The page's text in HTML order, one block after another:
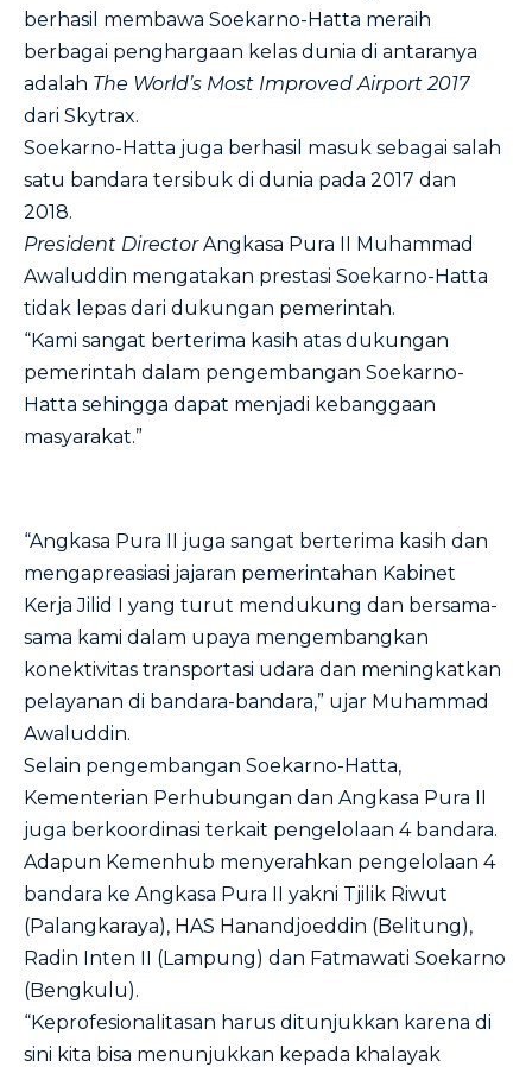
berhasil membawa Soekarno-Hatta meraih
berbagai penghargaan kelas dunia di antaranya
adalah The World’s Most Improved Airport 2017
dari Skytrax.
Soekarno-Hatta juga berhasil masuk sebagai salah
satu bandara tersibuk di dunia pada 2017 dan
2018.
President DirectorAngkasa Pura II Muhammad
Awaluddin mengatakan prestasi Soekarno-Hatta
tidak lepas dari dukungan pemerintah.
“Kami sangat berterima kasih atas dukungan
pemerintah dalam pengembangan Soekarno-
Hatta sehingga dapat menjadi kebanggaan
masyarakat.”
“Angkasa Pura II juga sangat berterima kasih dan
mengapreasiasi jajaran pemerintahan Kabinet
Kerja Jilid I yang turut mendukung dan bersama-
sama kami dalam upaya mengembangkan
konektivitas transportasi udara dan meningkatkan
pelayanan di bandara-bandara,” ujar Muhammad
Awaluddin.
Selain pengembangan Soekarno-Hatta,
Kementerian Perhubungan dan Angkasa Pura II
juga berkoordinasi terkait pengelolaan 4 bandara.
Adapun Kemenhub menyerahkan pengelolaan 4
bandara ke Angkasa Pura II yakni Tjilik Riwut
(Palangkaraya), HAS Hanandjoeddin (Belitung),
Radin Inten II (Lampung) dan Fatmawati Soekarno
(Bengkulu).
“Keprofesionalitasan harus ditunjukkan karena di
sini kita bisa menunjukkan kepada khalayak